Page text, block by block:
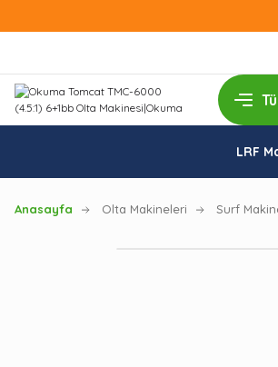
LRF
Anasayfa Olta Makineleri Surf